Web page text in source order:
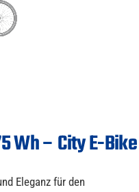
Wh – City E-Bike
Eleganz für den